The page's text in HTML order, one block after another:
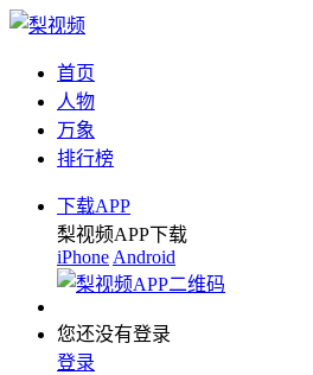
首页
人物
万象
排行榜
下载APP
梨视频APP下载
iPhone Android
您还没有登录
登录